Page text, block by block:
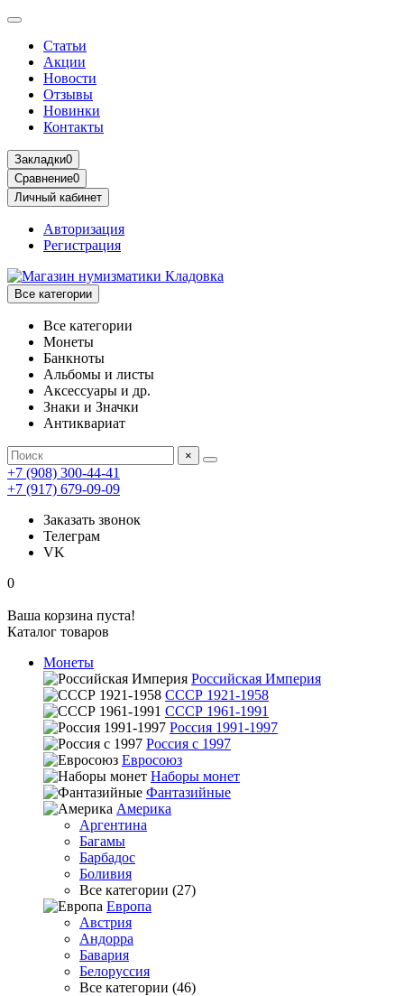
Статьи
Акции
Новости
Отзывы
Новинки
Контакты
Закладки0
Сравнение0
Личный кабинет
Авторизация
Регистрация
Все категории
Все категории
Монеты
Банкноты
Альбомы и листы
Аксессуары и др.
Знаки и Значки
Антиквариат
×
+7 (908) 300-44-41
+7 (917) 679-09-09
Заказать звонок
Телеграм
VK
0
Ваша корзина пуста!
Каталог товаров
Монеты
Российская Империя
СССР 1921-1958
СССР 1961-1991
Россия 1991-1997
Россия с 1997
Евросоюз
Наборы монет
Фантазийные
Америка
Аргентина
Багамы
Барбадос
Боливия
Все категории (27)
Европа
Австрия
Андорра
Бавария
Белоруссия
Все категории (46)